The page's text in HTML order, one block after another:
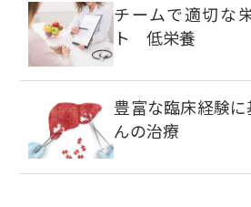
チームで適切な
ト 低栄養
豊富な臨床経験
んの治療